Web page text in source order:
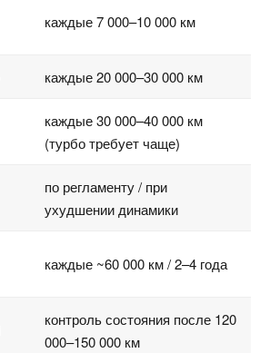
каждые 7 000–10 000 км
каждые 20 000–30 000 км
каждые 30 000–40 000 км
(турбо требует чаще)
по регламенту / при
ухудшении динамики
каждые ~60 000 км / 2–4 года
контроль состояния после 120
000–150 000 км